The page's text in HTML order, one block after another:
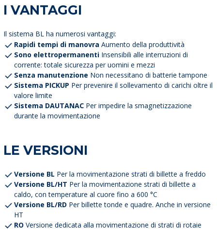
I VANTAGGI
Il sistema BL ha numerosi vantaggi:
Rapidi tempi di manovra Aumento della produttività
Sono elettropermanentiInsensibili alle interruzioni di
corrente: totale sicurezza per uomini e mezzi
Senza manutenzione Non necessitano di batterie tampone
Sistema PICKUP Per prevenire il sollevamento di carichi oltre il
valore limite
Sistema DAUTANACPer impedire la smagnetizzazione
durante la movimentazione
LE VERSIONI
Versione BL Per la movimentazione strati di billette a freddo
Versione BL/HT Per la movimentazione strati di billette a
caldo, con temperature al cuore fino a 600 °C
Versione BL/RDPer billette tonde e quadre. Anche in versione
HT
RO Versione dedicata alla movimentazione di strati di rotaie